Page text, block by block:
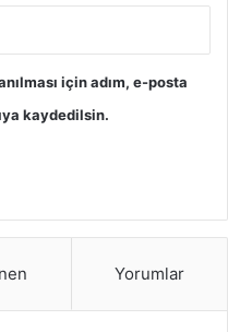
için adım, e-posta
kaydedilsin.
Yorumlar